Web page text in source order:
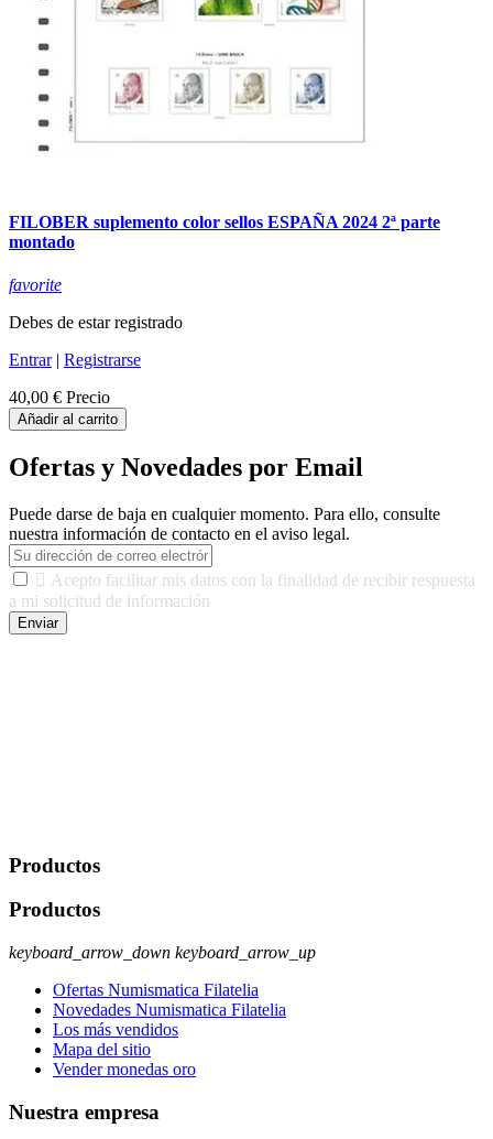
FILOBER suplemento color sellos ESPAÑA 2024 2ª parte
montado
favorite
Debes de estar registrado
Entrar| Registrarse
40,00 € Precio
Añadir al carrito
Ofertas y Novedades por Email
Puede darse de baja en cualquier momento. Para ello, consulte
nuestra información de contacto en el aviso legal.
 Acepto facilitar mis datos con la finalidad de recibir respuesta
a mi solicitud de información
Enviar
Productos
Productos
keyboard_arrow_down keyboard_arrow_up
Ofertas Numismatica Filatelia
Novedades Numismatica Filatelia
Los más vendidos
Mapa del sitio
Vender monedas oro
Nuestra empresa